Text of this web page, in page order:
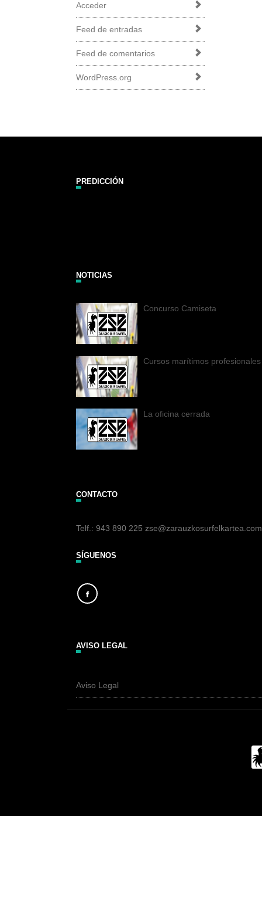
Acceder
Feed de entradas
Feed de comentarios
WordPress.org
PREDICCIÓN
NOTICIAS
Concurso Camiseta
Cursos marítimos profesionales
La oficina cerrada
CONTACTO
Telf.: 943 890 225 zse@zarauzkosurfelkartea.com
SÍGUENOS
AVISO LEGAL
Aviso Legal